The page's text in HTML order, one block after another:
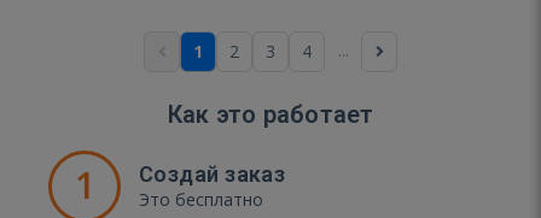
1 2 3 4 ...
Как это работает
1 Создай заказ
Это бесплатно